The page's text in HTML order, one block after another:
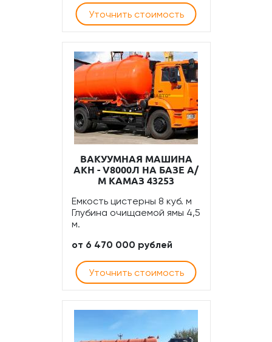
Уточнить стоимость
ВАКУУМНАЯ МАШИНА
АКН - V8000Л НА БАЗЕ А/
М КАМАЗ 43253
Емкость цистерны 8 куб. м
Глубина очищаемой ямы 4,5
м.
от 6 470 000 рублей
Уточнить стоимость